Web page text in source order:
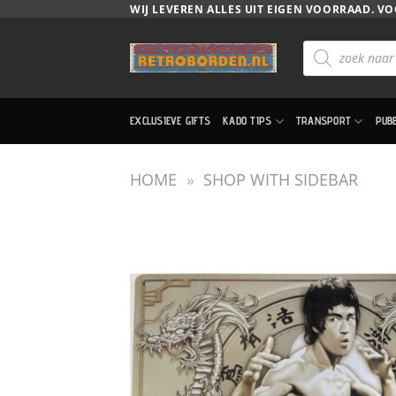
WIJ LEVEREN ALLES UIT EIGEN VOORRAAD.
Producten
zoeken
EXCLUSIEVE GIFTS KADO TIPS TRANSPORT
HOME » SHOP WITH SIDEBAR